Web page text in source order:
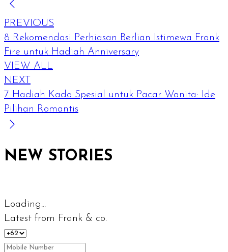
PREVIOUS
8 Rekomendasi Perhiasan Berlian Istimewa Frank
Fire untuk Hadiah Anniversary
VIEW ALL
NEXT
7 Hadiah Kado Spesial untuk Pacar Wanita: Ide
Pilihan Romantis
NEW STORIES
Loading...
Latest from Frank & co.